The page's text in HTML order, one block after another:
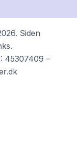
Siden
45307409 –